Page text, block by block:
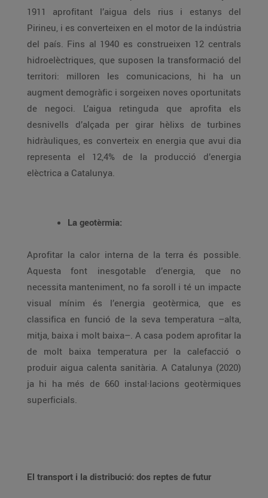
1911 aprofitant l’aigua dels rius i estanys del
Pirineu, i es converteixen en el motor de la indústria
del país. Fins al 1940 es construeixen 12 centrals
hidroelèctriques, que suposen la transformació del
territori: milloren les comunicacions, hi ha un
augment demogràfic i sorgeixen noves oportunitats
de negoci. L’aigua retinguda que aprofita els
desnivells d’alçada per girar hèlixs de turbines
hidràuliques, es converteix en energia que avui dia
representa el 12,4% de la producció d’energia
elèctrica a Catalunya.
La geotèrmia:
Aprofitar la calor interna de la terra és possible.
Aquesta font inesgotable d’energia, que no
necessita manteniment, no fa soroll i té un impacte
visual mínim és l’energia geotèrmica, que es
classifica en funció de la seva temperatura –alta,
mitja, baixa i molt baixa–. A casa podem aprofitar la
de molt baixa temperatura per la calefacció o
produir aigua calenta sanitària. A Catalunya (2020)
ja hi ha més de 660 instal·lacions geotèrmiques
superficials.
El transport i la distribució: dos reptes de futur